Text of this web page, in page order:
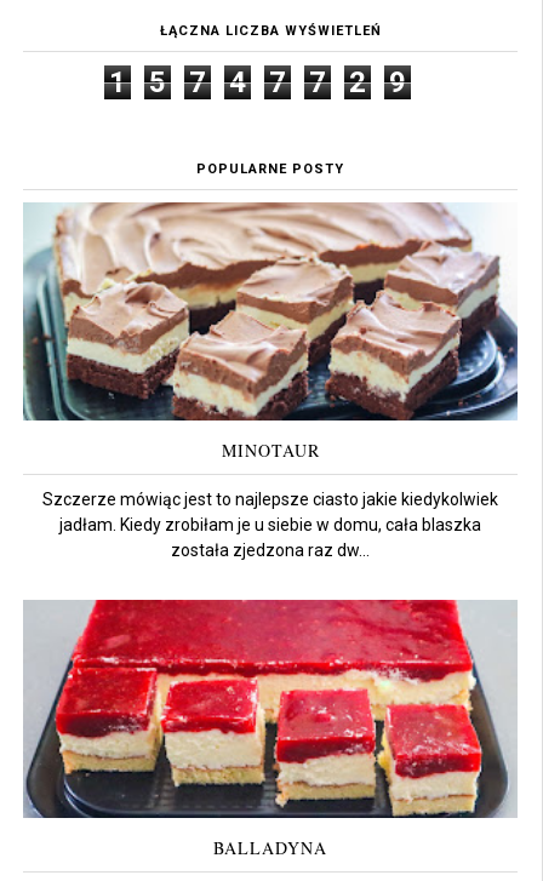
ŁĄCZNA LICZBA WYŚWIETLEŃ
1 5 7 4 7 7 2 9
POPULARNE POSTY
MINOTAUR
Szczerze mówiąc jest to najlepsze ciasto jakie kiedykolwiek
jadłam. Kiedy zrobiłam je u siebie w domu, cała blaszka
została zjedzona raz dw...
BALLADYNA